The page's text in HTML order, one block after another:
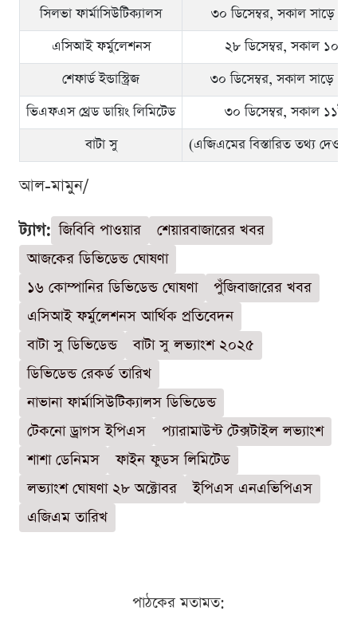
সিলভা ফার্মাসিউটিক্যালস
৩০ ডিসেম্বর, সকাল সাড়ে
এসিআই ফর্মুলেশনস
২৮ ডিসেম্বর, সকাল ১০টা
শেফার্ড ইন্ডাস্ট্রিজ
৩০ ডিসেম্বর, সকাল সাড়ে
ভিএফএস থ্রেড ডায়িং লিমিটেড
৩০ ডিসেম্বর, সকাল ১১টা
বাটা সু
(এজিএমের বিস্তারিত তথ্য দেওয়া
আল-মামুন/
ট্যাগ: জিবিবি পাওয়ার
শেয়ারবাজারের খবর
আজকের ডিভিডেন্ড ঘোষণা
১৬ কোম্পানির ডিভিডেন্ড ঘোষণা
পুঁজিবাজারের খবর
এসিআই ফর্মুলেশনস আর্থিক প্রতিবেদন
বাটা সু ডিভিডেন্ড
বাটা সু লভ্যাংশ ২০২৫
ডিভিডেন্ড রেকর্ড তারিখ
নাভানা ফার্মাসিউটিক্যালস ডিভিডেন্ড
টেকনো ড্রাগস ইপিএস
প্যারামাউন্ট টেক্সটাইল লভ্যাংশ
শাশা ডেনিমস
ফাইন ফুডস লিমিটেড
লভ্যাংশ ঘোষণা ২৮ অক্টোবর
ইপিএস এনএভিপিএস
এজিএম তারিখ
পাঠকের মতামত: